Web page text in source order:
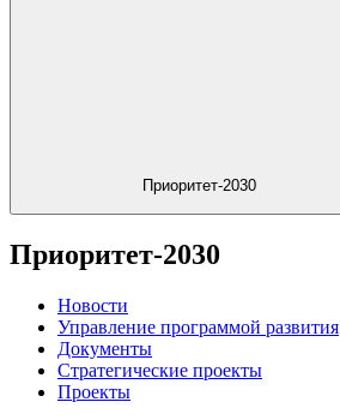
Приоритет-2030
Приоритет-2030
Новости
Управление программой развития
Документы
Стратегические проекты
Проекты